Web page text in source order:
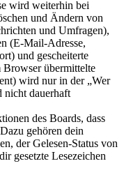
wird weiterhin bei
und Ändern von
und Umfragen),
(E-Mail-Adresse,
und gescheiterte
übermittelte
wird nur in der „Wer
nicht dauerhaft
des Boards, dass
gehören dein
der Gelesen-Status von
gesetzte Lesezeichen